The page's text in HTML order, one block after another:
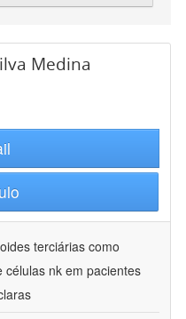
Medina
terciárias como
nk em pacientes